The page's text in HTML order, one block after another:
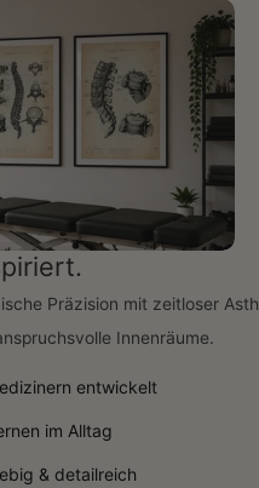
Präzision mit zeitloser
Innenräume.
entwickelt
im Alltag
& detailreich